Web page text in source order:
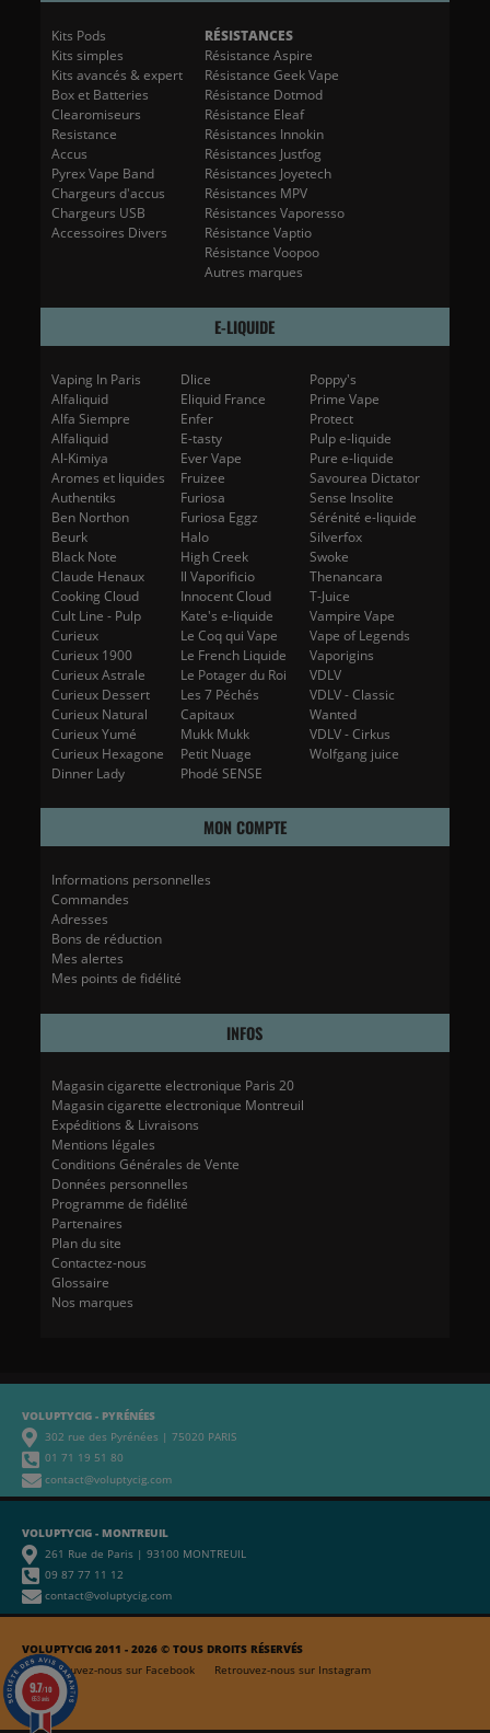
Kits Pods
Kits simples
Kits avancés & expert
Box et Batteries
Clearomiseurs
Resistance
Accus
Pyrex Vape Band
Chargeurs d'accus
Chargeurs USB
Accessoires Divers
RÉSISTANCES
Résistance Aspire
Résistance Geek Vape
Résistance Dotmod
Résistance Eleaf
Résistances Innokin
Résistances Justfog
Résistances Joyetech
Résistances MPV
Résistances Vaporesso
Résistance Vaptio
Résistance Voopoo
Autres marques
E-LIQUIDE
Vaping In Paris
Alfaliquid
Alfa Siempre
Alfaliquid
Al-Kimiya
Aromes et liquides
Authentiks
Ben Northon
Beurk
Black Note
Claude Henaux
Cooking Cloud
Cult Line - Pulp
Curieux
Curieux 1900
Curieux Astrale
Curieux Dessert
Curieux Natural
Curieux Yumé
Curieux Hexagone
Dinner Lady
Dlice
Eliquid France
Enfer
E-tasty
Ever Vape
Fruizee
Furiosa
Furiosa Eggz
Halo
High Creek
Il Vaporificio
Innocent Cloud
Kate's e-liquide
Le Coq qui Vape
Le French Liquide
Le Potager du Roi
Les 7 Péchés
Capitaux
Mukk Mukk
Petit Nuage
Phodé SENSE
Poppy's
Prime Vape
Protect
Pulp e-liquide
Pure e-liquide
Savourea Dictator
Sense Insolite
Sérénité e-liquide
Silverfox
Swoke
Thenancara
T-Juice
Vampire Vape
Vape of Legends
Vaporigins
VDLV
VDLV - Classic
Wanted
VDLV - Cirkus
Wolfgang juice
MON COMPTE
Informations personnelles
Commandes
Adresses
Bons de réduction
Mes alertes
Mes points de fidélité
INFOS
Magasin cigarette electronique Paris 20
Magasin cigarette electronique Montreuil
Expéditions & Livraisons
Mentions légales
Conditions Générales de Vente
Données personnelles
Programme de fidélité
Partenaires
Plan du site
Contactez-nous
Glossaire
Nos marques
VOLUPTYCIG - PYRÉNÉES
302 rue des Pyrénées | 75020 PARIS
01 71 19 51 80
contact@voluptycig.com
VOLUPTYCIG 2011 - 2026 © TOUS DROITS RÉSERVÉS
Retrouvez-nous sur Facebook
Retrouvez-nous sur Instagram
VOLUPTYCIG - MONTREUIL
261 Rue de Paris | 93100 MONTREUIL
09 87 77 11 12
contact@voluptycig.com
9.7/10
653 avis